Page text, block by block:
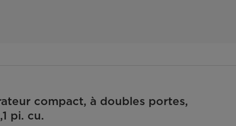
compact, à doubles portes,
pi. cu.